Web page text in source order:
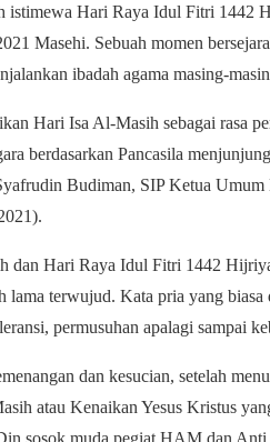
istimewa Hari Raya Idul Fitri 1442
Masehi. Sebuah momen
ibadah agama masing-
Hari Isa Al-Masih sebagai rasa
berdasarkan Pancasila
Budiman, SIP Ketua
dan Hari Raya Idul Fitri 1442
lama terwujud. Kata pria yang
permusuhan apalagi sampai
dan kesucian, setelah
atau Kenaikan Yesus Kristus